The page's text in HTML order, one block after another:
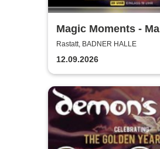
Magic Moments -
Magic Show meets
Marvin Seib
Rastatt, BADNER HALLE
12.09.2026